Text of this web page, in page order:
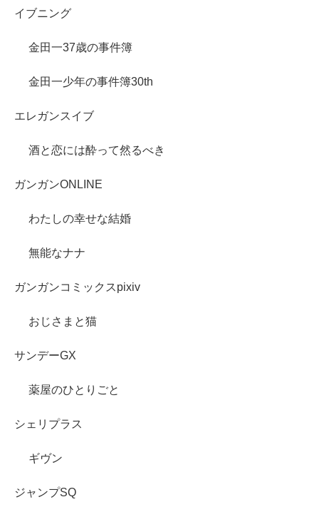
イブニング
金田一37歳の事件簿
金田一少年の事件簿30th
エレガンスイブ
酒と恋には酔って然るべき
ガンガンONLINE
わたしの幸せな結婚
無能なナナ
ガンガンコミックスpixiv
おじさまと猫
サンデーGX
薬屋のひとりごと
シェリプラス
ギヴン
ジャンプSQ